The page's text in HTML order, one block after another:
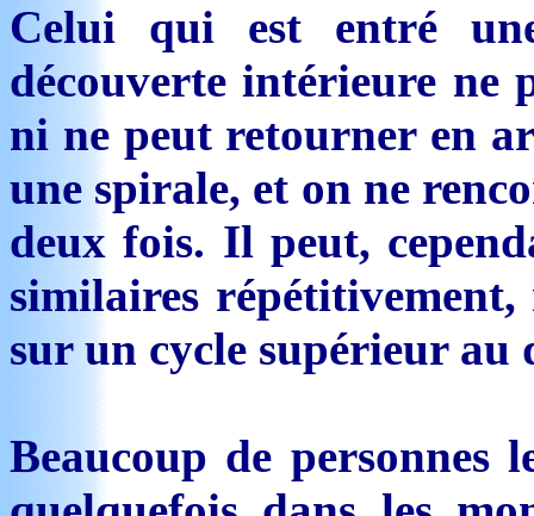
Celui qui est entré
découverte intérieure ne
ni ne peut retourner en
une spirale, et on ne
deux fois. Il peut,
similaires
sur un cycle supérieur au
Beaucoup de personnes